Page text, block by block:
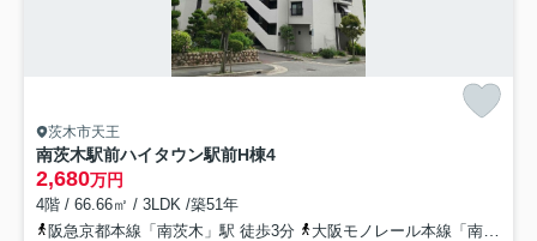
茨木市天王
南茨木駅前ハイタウン駅前H棟4
2,680万円
4階 / 66.66㎡ / 3LDK /築51年
阪急京都本線「南茨木」駅 徒歩3分
大阪モノレール本線「南茨木」駅 徒歩3分